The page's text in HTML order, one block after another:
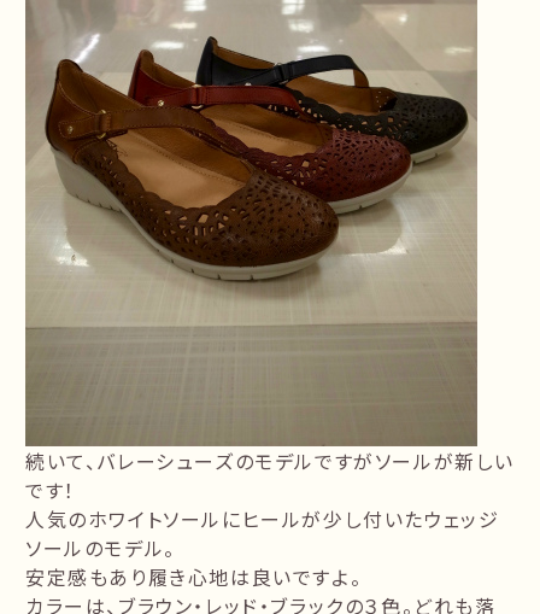
続いて、バレーシューズのモデルですがソールが新しい
です！
人気のホワイトソールにヒールが少し付いたウェッジ
ソールのモデル。
安定感もあり履き心地は良いですよ。
カラーは、ブラウン・レッド・ブラックの３色。どれも落